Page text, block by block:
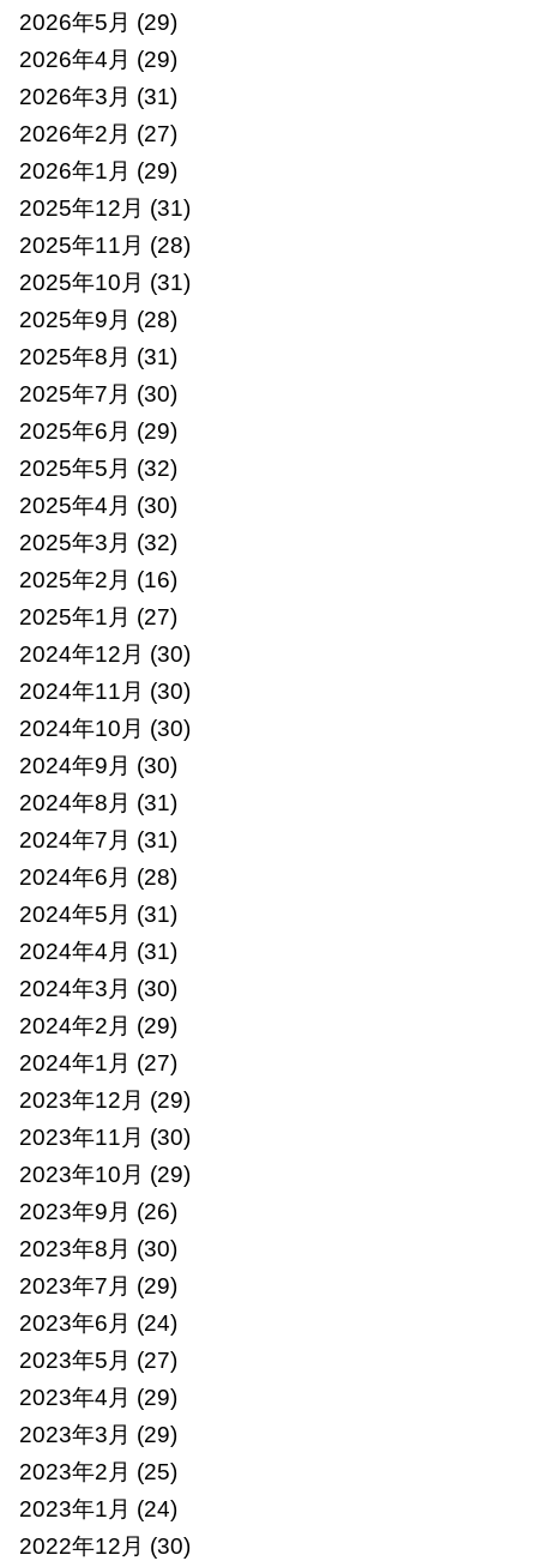
2026年5月 (29)
2026年4月 (29)
2026年3月 (31)
2026年2月 (27)
2026年1月 (29)
2025年12月 (31)
2025年11月 (28)
2025年10月 (31)
2025年9月 (28)
2025年8月 (31)
2025年7月 (30)
2025年6月 (29)
2025年5月 (32)
2025年4月 (30)
2025年3月 (32)
2025年2月 (16)
2025年1月 (27)
2024年12月 (30)
2024年11月 (30)
2024年10月 (30)
2024年9月 (30)
2024年8月 (31)
2024年7月 (31)
2024年6月 (28)
2024年5月 (31)
2024年4月 (31)
2024年3月 (30)
2024年2月 (29)
2024年1月 (27)
2023年12月 (29)
2023年11月 (30)
2023年10月 (29)
2023年9月 (26)
2023年8月 (30)
2023年7月 (29)
2023年6月 (24)
2023年5月 (27)
2023年4月 (29)
2023年3月 (29)
2023年2月 (25)
2023年1月 (24)
2022年12月 (30)